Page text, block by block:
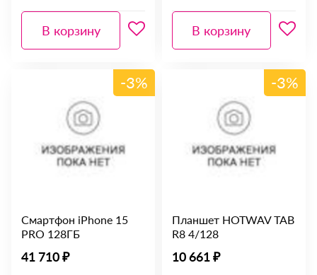
В корзину В корзину
-3%
Смартфон iPhone 15
PRO 128ГБ
41 710 ₽
-3%
Планшет HOTWAV TAB
R8 4/128
10 661 ₽